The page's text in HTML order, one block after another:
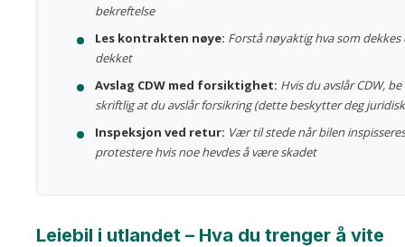
bekreftelse
Les kontrakten nøye: Forstå nøyaktig hva som dekkes
dekket
Avslag CDW med forsiktighet: Hvis du avslår CDW,
skriftlig at du avslår forsikring (dette beskytter deg
Inspeksjon ved retur: Vær til stede når bilen
protestere hvis noe hevdes å være skadet
Leiebil i utlandet – Hva du trenger å vite